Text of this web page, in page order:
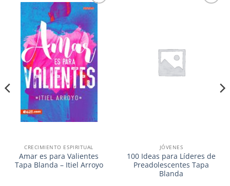
Añadir
deseos
CRECIMIENTO ESPIRITUAL
Amar es para Valientes
Tapa Blanda – Itiel Arroyo
JÓVENES
100 Ideas para Líderes de
Preadolescentes Tapa
Blanda